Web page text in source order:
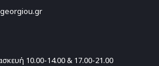
10.00-14.00 & 17.00-21.00